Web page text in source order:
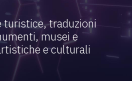
turistice, traduzioni
musei e
e culturali